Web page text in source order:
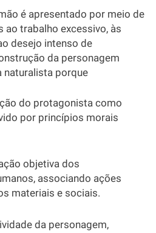
é apresentado por meio de
ao trabalho excessivo, às
desejo intenso de
da personagem
naturalista porque
do protagonista como
por princípios morais
objetiva dos
associando ações
materiais e sociais.
da personagem,